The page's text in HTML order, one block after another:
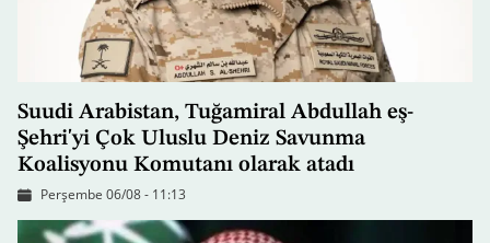
Suudi Arabistan, Tuğamiral Abdullah eş-
Şehri'yi Çok Uluslu Deniz Savunma
Koalisyonu Komutanı olarak atadı
Perşembe 06/08 - 11:13